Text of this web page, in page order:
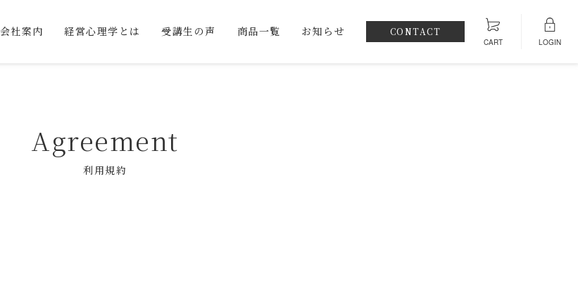
会社案内 経営心理学とは 受講生の声 商品一覧 お知らせ CONTACT
CART LOGIN
利用規約
Agreement